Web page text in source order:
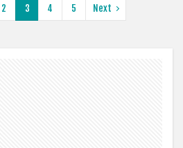
2 3 4 5 Next